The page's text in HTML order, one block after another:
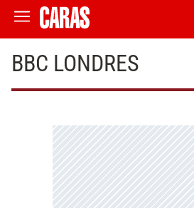
BBC LONDRES